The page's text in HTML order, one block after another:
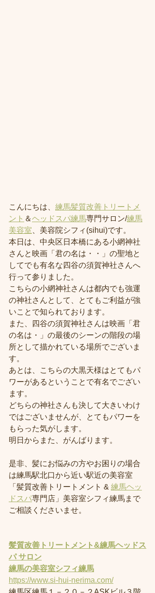
こんにちは、 練馬髪質改善トリートメ
ント ＆ヘッドスパ練馬専門サロン/練馬
美容室 、美容院シフィ(sihui)です。
本日は、中央区日本橋にある小網神社
さんと映画「君の名は・・」の聖地と
してでも有名な四谷の須賀神社さんへ
行って参りました。
こちらの小網神社さんは都内でも強運
の神社さんとして、とてもご利益が強
いことで知られております。
また、四谷の須賀神社さんは映画「君
の名は・」の最後のシーンの階段の場
所として描かれている場所でございま
す。
あとは、こちらの大黒天様はとてもパ
ワーがあるということで有名でござい
ます。
どちらの神社さんも決して大きいわけ
ではございませんが、とてもパワーを
もらった気がします。
明日からまた、がんばります。
是非、髪にお悩みの方やお困りの場合
は練馬駅北口から近い駅近の美容室
「髪質改善トリートメント & 練馬ヘッ
ドスパ専門店」美容室シフィ練馬まで
ご相談くださいませ。
髪質改善トリートメント&練馬ヘッドス
パ サロン
練馬の美容室シフィ練馬
https://www.si-hui-nerima.com/